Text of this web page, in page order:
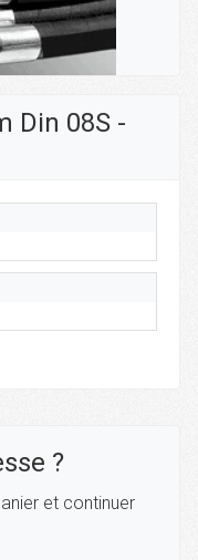
Din 08S -
?
et continuer